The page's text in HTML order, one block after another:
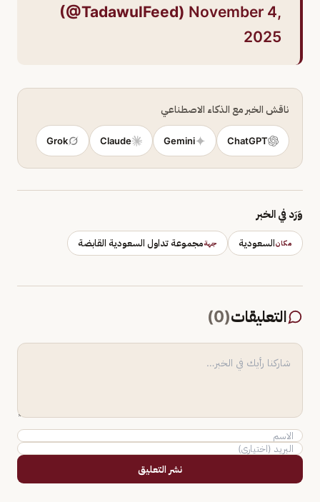
(@TadawulFeed) November 4,
2025
ناقش الخبر مع الذكاء الاصطناعي
ChatGPT
Gemini
Claude
Grok
وَرَد في الخبر
مكانالسعودية جهةمجموعة تداول السعودية القابضة
التعليقات(
0
)
نشر التعليق